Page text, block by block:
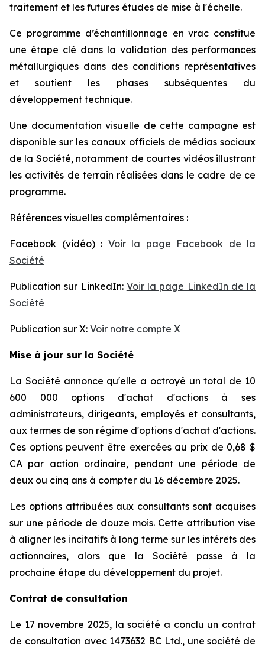
traitement et les futures études de mise à l'échelle.
Ce programme d’échantillonnage en vrac constitue
une étape clé dans la validation des performances
métallurgiques dans des conditions représentatives
et soutient les phases subséquentes du
développement technique.
Une documentation visuelle de cette campagne est
disponible sur les canaux officiels de médias sociaux
de la Société, notamment de courtes vidéos illustrant
les activités de terrain réalisées dans le cadre de ce
programme.
Références visuelles complémentaires :
Facebook (vidéo) : Voir la page Facebook de la
Société
Publication sur LinkedIn: Voir la page LinkedIn de la
Société
Publication sur X: Voir notre compte X
Mise à jour sur la Société
La Société annonce qu'elle a octroyé un total de 10
600 000 options d'achat d'actions à ses
administrateurs, dirigeants, employés et consultants,
aux termes de son régime d'options d'achat d'actions.
Ces options peuvent être exercées au prix de 0,68 $
CA par action ordinaire, pendant une période de
deux ou cinq ans à compter du 16 décembre 2025.
Les options attribuées aux consultants sont acquises
sur une période de douze mois. Cette attribution vise
à aligner les incitatifs à long terme sur les intérêts des
actionnaires, alors que la Société passe à la
prochaine étape du développement du projet.
Contrat de consultation
Le 17 novembre 2025, la société a conclu un contrat
de consultation avec 1473632 BC Ltd., une société de